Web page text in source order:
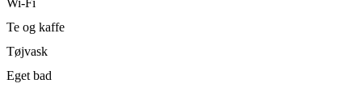
Wi-Fi
Te og kaffe
Tøjvask
Eget bad